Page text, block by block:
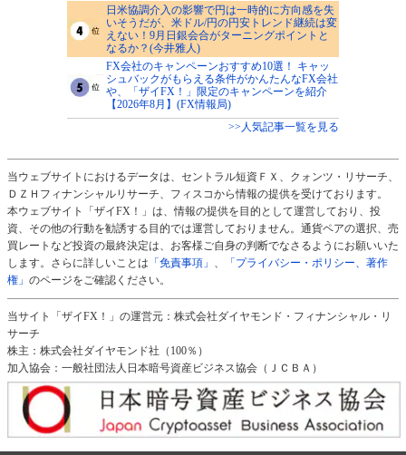
日米協調介入の影響で円は一時的に方向感を失
いそうだが、米ドル/円の円安トレンド継続は変
えない！9月日銀会合がターニングポイントと
なるか？(今井雅人)
FX会社のキャンペーンおすすめ10選！ キャッ
シュバックがもらえる条件がかんたんなFX会社
や、「ザイFX！」限定のキャンペーンを紹介
【2026年8月】(FX情報局)
>>人気記事一覧を見る
当ウェブサイトにおけるデータは、セントラル短資ＦＸ、クォンツ・リサーチ、
ＤＺＨフィナンシャルリサーチ、フィスコから情報の提供を受けております。
本ウェブサイト「ザイFX！」は、情報の提供を目的として運営しており、投
資、その他の行動を勧誘する目的では運営しておりません。通貨ペアの選択、売
買レートなど投資の最終決定は、お客様ご自身の判断でなさるようにお願いいた
します。さらに詳しいことは 「免責事項」 、
「プライバシー・ポリシー、著作
権」 のページをご確認ください。
当サイト「ザイFX！」の運営元：株式会社ダイヤモンド・フィナンシャル・リ
サーチ
株主：株式会社ダイヤモンド社（100％）
加入協会：一般社団法人日本暗号資産ビジネス協会（ＪＣＢＡ）